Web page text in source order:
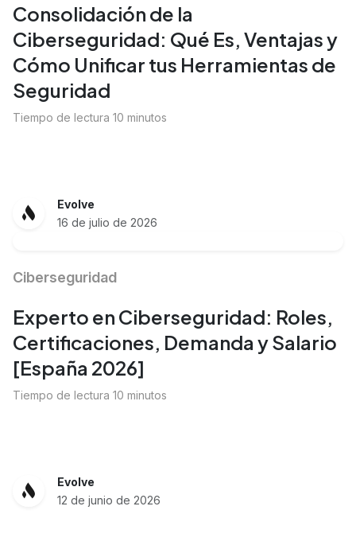
Consolidación de la
Ciberseguridad: Qué Es, Ventajas y
Cómo Unificar tus Herramientas de
Seguridad
Tiempo de lectura 10 minutos
Evolve
16 de julio de 2026
Ciberseguridad
Experto en Ciberseguridad: Roles,
Certificaciones, Demanda y Salario
[España 2026]
Tiempo de lectura 10 minutos
Evolve
12 de junio de 2026